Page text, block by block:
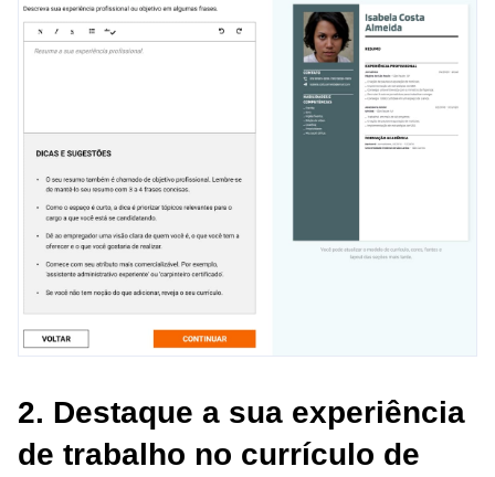
2. Destaque a sua experiência
de trabalho no currículo de